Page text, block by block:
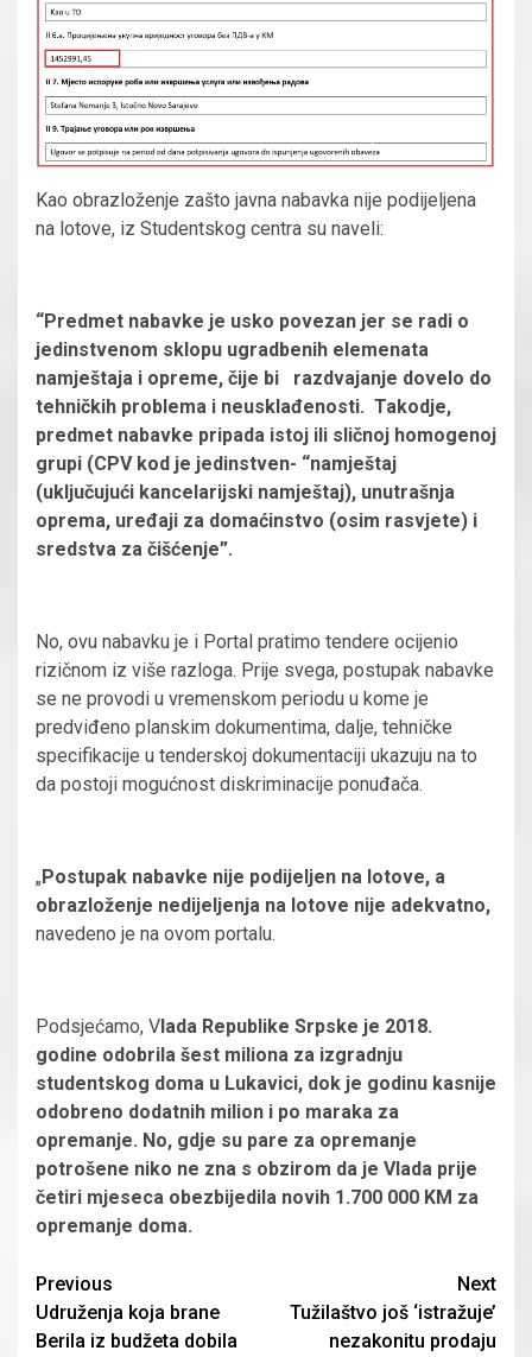
Kao obrazloženje zašto javna nabavka nije podijeljena
na lotove, iz Studentskog centra su naveli:
“Predmet nabavke je usko povezan jer se radi o
jedinstvenom sklopu ugradbenih elemenata
namještaja i opreme, čije bi razdvajanje dovelo do
tehničkih problema i neusklađenosti. Takodje,
predmet nabavke pripada istoj ili sličnoj homogenoj
grupi (CPV kod je jedinstven- “namještaj
(uključujući kancelarijski namještaj), unutrašnja
oprema, uređaji za domaćinstvo (osim rasvjete) i
sredstva za čišćenje”.
No, ovu nabavku je i Portal pratimo tendere ocijenio
rizičnom iz više razloga. Prije svega, postupak nabavke
se ne provodi u vremenskom periodu u kome je
predviđeno planskim dokumentima, dalje, tehničke
specifikacije u tenderskoj dokumentaciji ukazuju na to
da postoji mogućnost diskriminacije ponuđača.
„Postupak nabavke nije podijeljen na lotove, a
obrazloženje nedijeljenja na lotove nije adekvatno,
navedeno je na ovom portalu.
Podsjećamo, Vlada Republike Srpske je 2018.
godine odobrila šest miliona za izgradnju
studentskog doma u Lukavici, dok je godinu kasnije
odobreno dodatnih milion i po maraka za
opremanje. No, gdje su pare za opremanje
potrošene niko ne zna s obzirom da je Vlada prije
četiri mjeseca obezbijedila novih 1.700 000 KM za
opremanje doma.
Continue
Reading
Previous
Udruženja koja brane
Berila iz budžeta dobila
Next
Tužilaštvo još ‘istražuje’
nezakonitu prodaju